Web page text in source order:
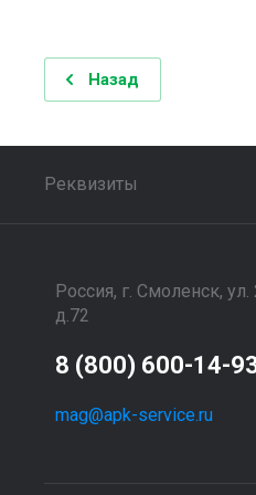
Назад
Реквизиты
Россия, г. Смоленск, ул.
д.72
8 (800) 600-14-
mag@apk-service.ru